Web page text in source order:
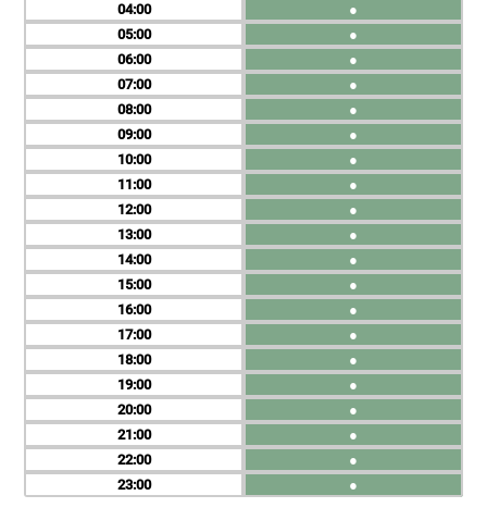
04
05
06
07
08
09
10
11
12
13
14
15
16
17
18
19
20
21
22
23
●
●
●
●
●
●
●
●
●
●
●
●
●
●
●
●
●
●
●
●